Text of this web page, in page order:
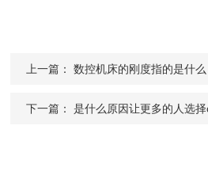
上一篇：数控机床的刚度指的是什么
下一篇：是什么原因让更多的人选择ck6136